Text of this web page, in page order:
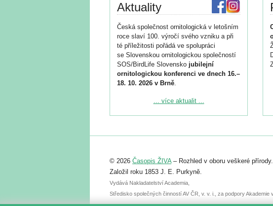
Aktuality
Česká společnost ornitologická v letošním
roce slaví 100. výročí svého vzniku a při
té příležitosti pořádá ve spolupráci
se Slovenskou ornitologickou společností
SOS/BirdLife Slovensko jubilejní
ornitologickou konferenci ve dnech 16.–
18. 10. 2026 v Brně.
Podrobnější informace ke konferenci
Registrovat se můžete do 6. září.
abstraktu přihlášené přednášky nebo
posteru je už 30. června.
... více aktualit ...
© 2026 Časopis ŽIVA– Rozhled v oboru veškeré přírody.
Založil roku 1853 J. E. Purkyně.
Vydává Nakladatelství Academia,
Středisko společných činností AV ČR, v. v. i., za podpory Akademie